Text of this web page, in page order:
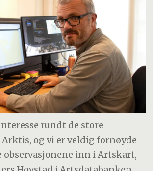
rundt de store
og vi er veldig fornøyde
observasjonene inn i Artskart,